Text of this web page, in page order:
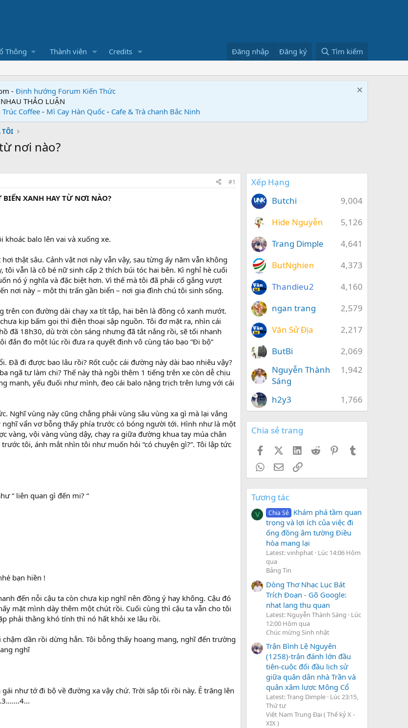
Thông Thành viên Credits Đăng nhập Đăng ký Tìm kiếm
-Định hướng Forum Kiến Thức
THẢO LUẬN
Trúc Coffee - Mì Cay Hàn Quốc - Cafe & Trà chanh Bắc Ninh
TÔI
nơi nào?
#1
BIỂN XANH HAY TỪ NƠI NÀO?
khoác balo lên vai và xuống xe.
thật sâu. Cảnh vật nơi này vẫn vậy, sau từng ấy năm vẫn không
tôi vẫn là cô bé nữ sinh cấp 2 thích búi tóc hai bên. Kì nghỉ hè cuối
nó ý nghĩa và đặc biệt hơn. Vì thế mà tôi đã phải cố gắng vượt
nơi này – một thị trấn gần biển – nơi gia đình chú tôi sinh sống.
trên con đường dài chạy xa tít tắp, hai bên là đồng cỏ xanh mướt.
kịp bấm gọi thì điện thoại sập nguồn. Tôi đơ mặt ra, nhìn cái
đã 18h30, dù trời còn sáng nhưng đã tắt nắng rồi, sẽ tối nhanh
đắn đo một lúc rồi đưa ra quyết định vô cùng táo bạo “Đi bộ”
Đã đi được bao lâu rồi? Rốt cuộc cái đường này dài bao nhiêu vậy?
ngã tư làm chi? Thế này thà ngồi thêm 1 tiếng trên xe còn dễ chịu
manh, yếu đuối như mình, đeo cái balo nặng trịch trên lưng với cái
Nghĩ vùng này cũng chẳng phải vùng sâu vùng xa gì mà lại vắng
vẩn vơ bỗng thấy phía trước có bóng người tới. Hình như là một
vàng, vội vàng vùng dậy, chạy ra giữa đường khua tay múa chân
tôi, ánh mắt nhìn tôi như muốn hỏi “có chuyện gì?”. Tôi lập tức
“ liên quan gì đến mi? “
bạn hiền !
đến nỗi cậu ta còn chưa kịp nghĩ nên đồng ý hay không. Cậu đó
mặt mình dày thêm một chút rồi. Cuối cùng thì cậu ta vẫn cho tôi
phải thằng khó tính thì nó hất khỏi xe lâu rồi.
dần rồi dừng hẳn. Tôi bỗng thấy hoang mang, nghĩ đến trường
nghĩ
như tớ đi bộ về đường xa vậy chứ. Trời sắp tối rồi này. Ê trăng lên
Xếp Hạng
9,004
Butchi
5,126
Hide Nguyễn
4,641
Trang Dimple
4,373
ButNghien
4,160
Thandieu2
2,579
ngan trang
2,217
Văn Sử Địa
2,069
ButBi
1,942
Nguyễn Thành
Sáng
1,766
h2y3
Chia sẻ trang
FacebookX (Twitter)
LinkedIn
Reddit Pinterest
WhatsApp
EmailLink
Tương tác
V Chia Sẻ Khám phá tầm quan
trọng và lợi ích của việc đi
ống đồng âm tường Điều
hòa mang lại
Latest: vinhphat Lúc 14:06 Hôm
qua
Bảng Tin
Dòng Thơ Nhạc Lục Bát
Trích Đoạn - Gõ Google:
nhat lang thu quan
Latest: Nguyễn Thành Sáng
Lúc
12:00 Hôm qua
Chúc mừng Sinh nhật
Trận Bình Lệ Nguyên
(1258)-trận đánh lớn đầu
tiên-cuộc đối đầu lịch sử
giữa quân dân nhà Trần và
quân xâm lược Mông Cổ
Latest: Trang Dimple Lúc 23:15,
Thứ tư
Việt Nam Trung Đại ( Thế kỷ X -
XIX )